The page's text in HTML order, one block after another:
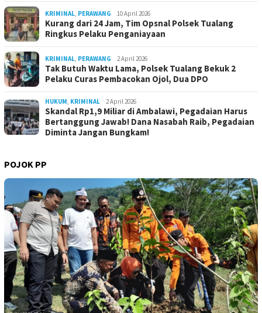
KRIMINAL, PERAWANG 10 April 2026
Kurang dari 24 Jam, Tim Opsnal Polsek Tualang
Ringkus Pelaku Penganiayaan
KRIMINAL, PERAWANG 2 April 2026
Tak Butuh Waktu Lama, Polsek Tualang Bekuk 2
Pelaku Curas Pembacokan Ojol, Dua DPO
HUKUM, KRIMINAL 2 April 2026
Skandal Rp1,9 Miliar di Ambalawi, Pegadaian Harus
Bertanggung Jawab! Dana Nasabah Raib, Pegadaian
Diminta Jangan Bungkam!
POJOK PP